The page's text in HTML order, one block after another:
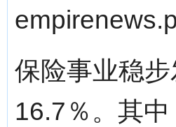
保险事业稳
16.7％。其